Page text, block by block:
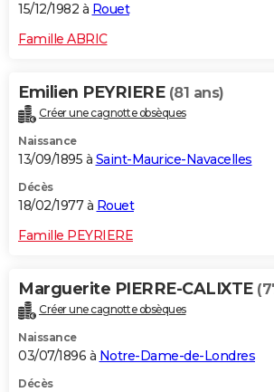
15/12/1982 à Rouet
Famille ABRIC
Emilien PEYRIERE (81 ans)
Créer une cagnotte obsèques
Naissance
13/09/1895 à Saint-Maurice-Navacelles
Décès
18/02/1977 à Rouet
Famille PEYRIERE
Marguerite PIERRE-CALIXTE
Créer une cagnotte obsèques
Naissance
03/07/1896 à Notre-Dame-de-Londres
Décès